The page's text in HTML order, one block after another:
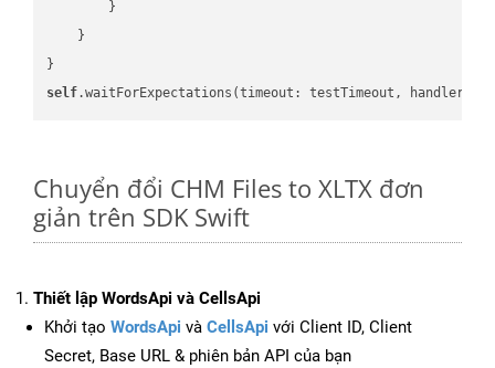
        }
    }
self.waitForExpectations(timeout: testTimeout, handler:
Chuyển đổi CHM Files to XLTX đơn
giản trên SDK Swift
Thiết lập WordsApi và CellsApi
Khởi tạo WordsApi và CellsApi với Client ID, Client
Secret, Base URL & phiên bản API của bạn